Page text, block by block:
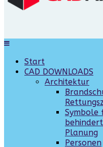
Start
CAD DOWNLOADS
Architektur
Symbole
Planung
Personen